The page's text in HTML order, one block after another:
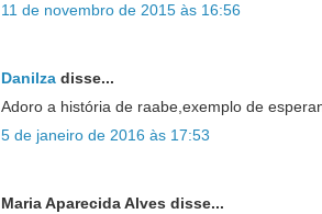
11 de novembro de 2015 às 16:56
Danilzadisse...
Adoro a história de raabe,exemplo de
5 de janeiro de 2016 às 17:53
Maria Aparecida Alves disse...